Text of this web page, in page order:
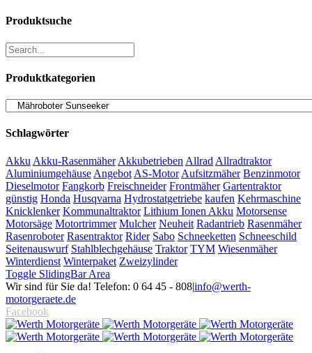
Produktsuche
Produktkategorien
Schlagwörter
Akku Akku-Rasenmäher Akkubetrieben Allrad Allradtraktor
Aluminiumgehäuse Angebot AS-Motor Aufsitzmäher Benzinmotor
Dieselmotor Fangkorb Freischneider Frontmäher Gartentraktor
günstig Honda Husqvarna Hydrostatgetriebe kaufen Kehrmaschine
Knicklenker Kommunaltraktor Lithium Ionen Akku Motorsense
Motorsäge Motortrimmer Mulcher Neuheit Radantrieb Rasenmäher
Rasenroboter Rasentraktor Rider Sabo Schneeketten Schneeschild
Seitenauswurf Stahlblechgehäuse Traktor TYM Wiesenmäher
Winterdienst Winterpaket Zweizylinder
Toggle SlidingBar Area
Wir sind für Sie da! Telefon: 0 64 45 - 808|info@werth-
motorgeraete.de
Facebook